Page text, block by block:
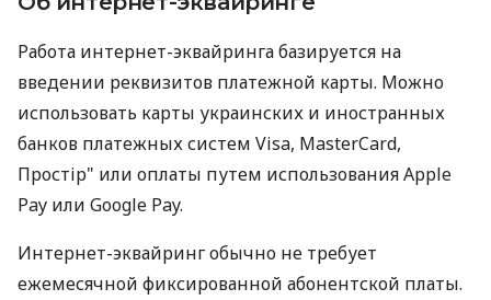
Работа интернет-эквайринга базируется на
введении реквизитов платежной карты. Можно
использовать карты украинских и иностранных
банков платежных систем Visa, MasterCard,
Простір" или оплаты путем использования Apple
Pay или Google Pay.
Интернет-эквайринг обычно не требует
ежемесячной фиксированной абонентской платы.